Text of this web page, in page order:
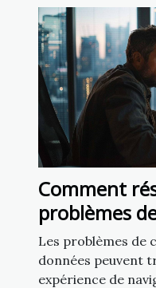
Comment
problèmes
base de
web
Les problèmes de
données peuvent
expérience de